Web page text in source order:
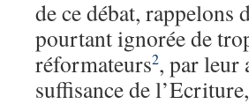
de ce débat, rappelons
pourtant ignorée de
réformateurs2, par leur
suffisance de